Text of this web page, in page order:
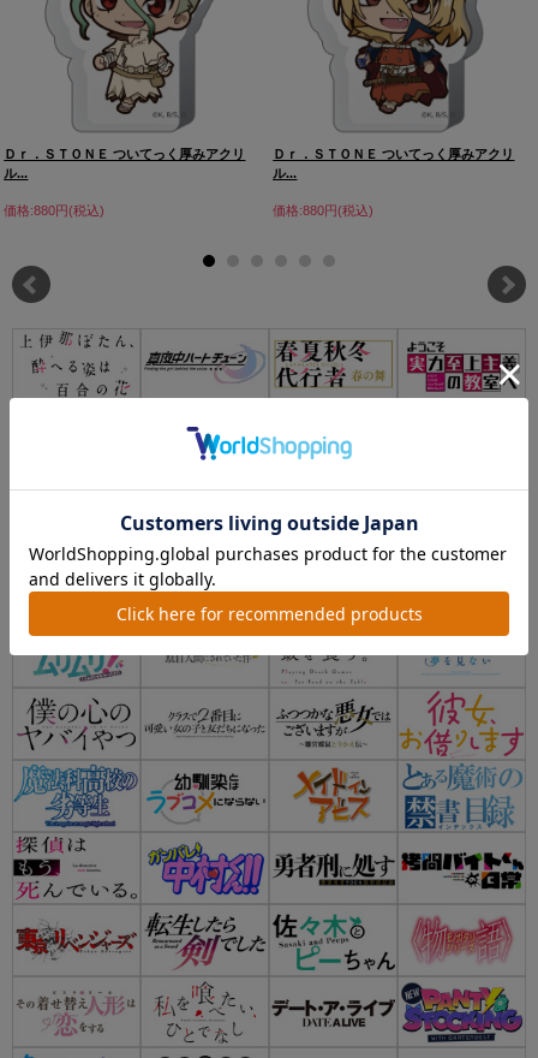
Ｄｒ．ＳＴＯＮＥ ついてっく厚みアクリ
ル...
価格:880円(税込)
Ｄｒ．ＳＴＯＮＥ ついてっく厚みアクリ
ル...
価格:880円(税込)